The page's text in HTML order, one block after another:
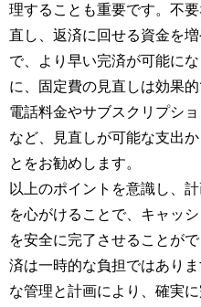
理することも重要です。不
直し、返済に回せる資金を増
で、より早い完済が可能に
に、固定費の見直しは効果
電話料金やサブスクリプシ
など、見直しが可能な支出か
とをお勧めします。
以上のポイントを意識し、
を心がけることで、キャッ
を安全に完了させることが
済は一時的な負担ではあり
な管理と計画により、確実に